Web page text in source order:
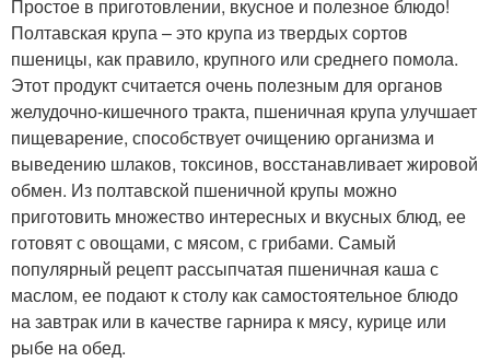
Простое в приготовлении, вкусное и полезное блюдо!
Полтавская крупа – это крупа из твердых сортов
пшеницы, как правило, крупного или среднего помола.
Этот продукт считается очень полезным для органов
желудочно-кишечного тракта, пшеничная крупа улучшает
пищеварение, способствует очищению организма и
выведению шлаков, токсинов, восстанавливает жировой
обмен. Из полтавской пшеничной крупы можно
приготовить множество интересных и вкусных блюд, ее
готовят с овощами, с мясом, с грибами. Самый
популярный рецепт рассыпчатая пшеничная каша с
маслом, ее подают к столу как самостоятельное блюдо
на завтрак или в качестве гарнира к мясу, курице или
рыбе на обед.